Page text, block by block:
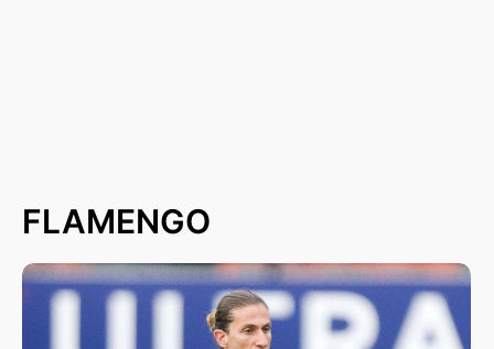
FLAMENGO